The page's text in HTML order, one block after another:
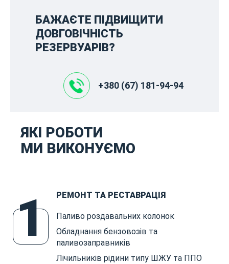
БАЖАЄТЕ ПІДВИЩИТИ
ДОВГОВІЧНІСТЬ
РЕЗЕРВУАРІВ?
+380 (67) 181-94-94
ЯКІ РОБОТИ
МИ ВИКОНУЄМО
1 РЕМОНТ ТА РЕСТАВРАЦІЯ
Паливо роздавальних колонок
Обладнання бензовозів та
паливозаправників
Лічильників рідини типу ШЖУ та ППО